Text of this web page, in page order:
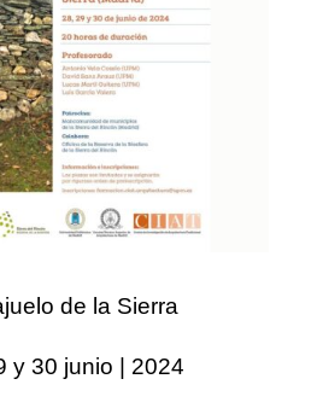
de la Sierra
y 30 junio | 2024